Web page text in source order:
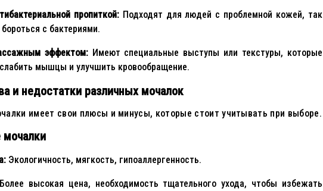
пропиткой:Подходят для людей с проблемной кожей, так
с бактериями.
эффектом:Имеют специальные выступы или текстуры, которые
мышцы и улучшить кровообращение.
и недостатки различных мочалок
имеет свои плюсы и минусы, которые стоит учитывать при выборе.
мочалки
Экологичность, мягкость, гипоаллергенность.
Более высокая цена, необходимость тщательного ухода, чтобы избежать